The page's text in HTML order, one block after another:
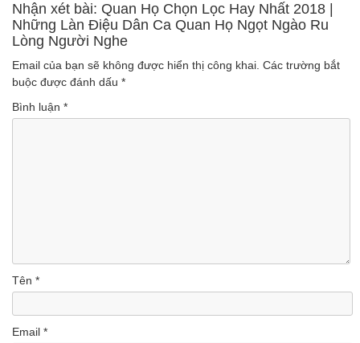
Nhận xét bài: Quan Họ Chọn Lọc Hay Nhất 2018 |
Những Làn Điệu Dân Ca Quan Họ Ngọt Ngào Ru
Lòng Người Nghe
Email của bạn sẽ không được hiển thị công khai. Các trường bắt
buộc được đánh dấu *
Bình luận *
Tên *
Email *